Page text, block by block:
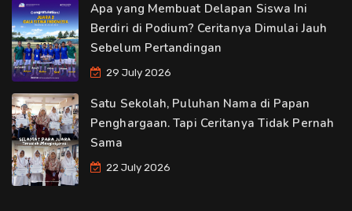
Apa yang Membuat Delapan Siswa Ini
Berdiri di Podium? Ceritanya Dimulai Jauh
Sebelum Pertandingan
29 July 2026
Satu Sekolah, Puluhan Nama di Papan
Penghargaan. Tapi Ceritanya Tidak Pernah
Sama
22 July 2026